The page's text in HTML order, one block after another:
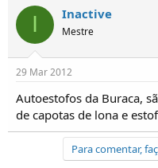
I Inactive
Mestre
29 Mar 2012
Autoestofos da Buraca,
de capotas de lona e
Para comentar,